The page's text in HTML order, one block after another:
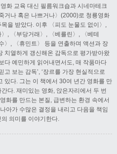
화 교육 대신 필름워크숍과 시네마테크
거나 혹은 나쁘거나〉(2000)로 청룡영화
을 받았다. 이후 〈피도 눈물도 없이〉,
, 〈부당거래〉, 〈베를린〉, 〈베테
〉, 〈휴민트〉 등을 연출하며 액션과 장
치열하게 갱신해온 감독으로 평가받아왔
다 예민하게 읽어내면서도, 매 작품마다
고 보는 감독’, ‘장르를 가장 현실적으로
있다. 그는 이 책에서 30여 년간 영화를 만
다. 재미있는 영화, 앉은자리에서 두 번
화를 만드는 본질, 급변하는 환경 속에서
아가 수많은 결정을 내리고 다음을 책임
의미를 이야기한다.